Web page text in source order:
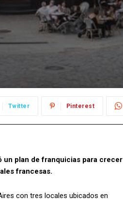
Twitter Pinterest
un plan de franquicias para crecer
francesas.
con tres locales ubicados en